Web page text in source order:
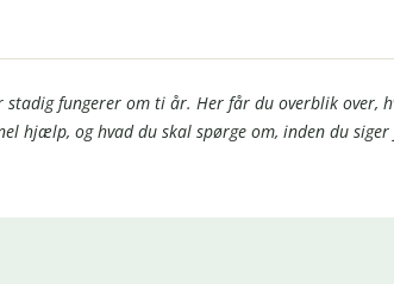
stadig fungerer om ti år. Her får du overblik over,
hjælp, og hvad du skal spørge om, inden du